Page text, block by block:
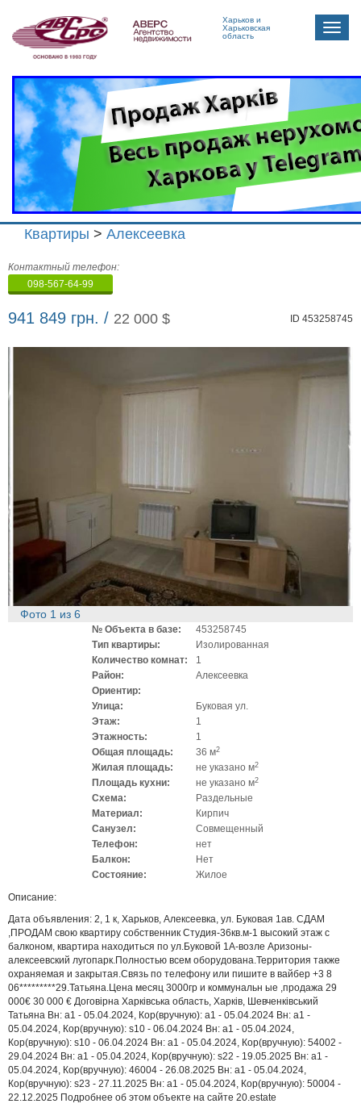
Харьков и
Харьковская
область
Toggle
Квартиры > Алексеевка
Агенство
недвижимости
"Аверс"
Контактный телефон:
098-567-64-99
941 849 грн. / 22 000 $ ID 453258745
Фото 1 из 6
№ Объекта в базе:
453258745
Тип квартиры:
Изолированная
Количество комнат:
1
Район:
Алексеевка
Ориентир:
Улица:
Буковая ул.
Этаж:
1
Этажность:
1
Общая площадь:
36 м2
Жилая площадь: не указано м2
Площадь кухни: не указано м2
Схема:
Раздельные
Материал:
Кирпич
Санузел:
Совмещенный
Телефон:
нет
Балкон:
Нет
Состояние:
Жилое
Описание:
Дата объявления: 2, 1 к, Харьков, Алексеевка, ул. Буковая 1ав. СДАМ
,ПРОДАМ свою квартиру собственник Студия-36кв.м-1 высокий этаж с
балконом, квартира находиться по ул.Буковой 1А-возле Аризоны-
алексеевский лугопарк.Полностью всем оборудована.Территория также
охраняемая и закрытая.Связь по телефону или пишите в вайбер +3 8
06*********29.Татьяна.Цена месяц 3000гр и коммунальн ые ,продажа 29
000€ 30 000 € Договірна Харківська область, Харків, Шевченківський
Татьяна Вн: a1 - 05.04.2024, Кор(вручную): a1 - 05.04.2024 Вн: a1 -
05.04.2024, Кор(вручную): s10 - 06.04.2024 Вн: a1 - 05.04.2024,
Кор(вручную): s10 - 06.04.2024 Вн: a1 - 05.04.2024, Кор(вручную): 54002 -
29.04.2024 Вн: a1 - 05.04.2024, Кор(вручную): s22 - 19.05.2025 Вн: a1 -
05.04.2024, Кор(вручную): 46004 - 26.08.2025 Вн: a1 - 05.04.2024,
Кор(вручную): s23 - 27.11.2025 Вн: a1 - 05.04.2024, Кор(вручную): 50004 -
22.12.2025 Подробнее об этом объекте на сайте 20.estate